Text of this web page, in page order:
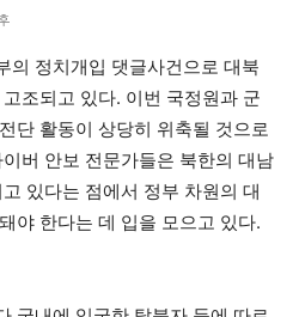
의 정치개입 댓글사건으로 대북
조되고 있다. 이번 국정원과 군
단 활동이 상당히 위축될 것으로
버 안보 전문가들은 북한의 대남
있다는 점에서 정부 차원의 대
야 한다는 데 입을 모으고 있다.